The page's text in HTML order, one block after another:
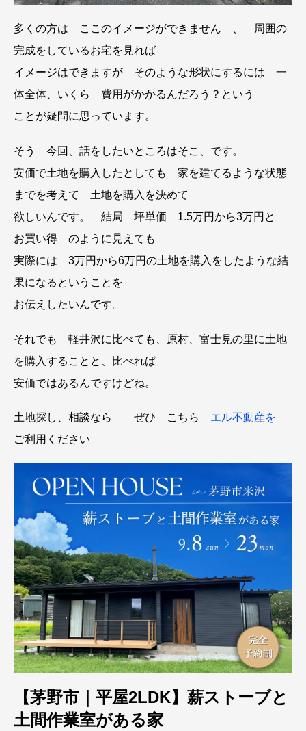
多くの方は ここのイメージができません 、 周囲の
完成をしているお宅を見れば
イメージはできますが そのような形状にするには 一
体全体、いくら 費用がかかるんだろう？という
ことが疑問に思っています。
そう 今回、話をしたいところはそこ、です。
安価で土地を購入したとしても 家を建てるような状態
までを考えて 土地を購入を決めて
欲しいんです。 結局 坪単価 1.5万円から3万円と
お買い得 のように見えても
実際には 3万円から6万円の土地を購入をしたような結
果になるということを
お伝えしたいんです。
それでも 軽井沢に比べても、原村、富士見の里に土地
を購入することと、比べれば
安価ではあるんですけどね。
土地探し、相談なら ぜひ こちら エル不動産を
ご利用ください
【茅野市｜平屋2LDK】薪ストーブと
土間作業室がある家